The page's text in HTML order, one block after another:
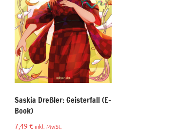
Saskia Dreßler: Geisterfall (E-
Book)
7,49€ inkl. MwSt.